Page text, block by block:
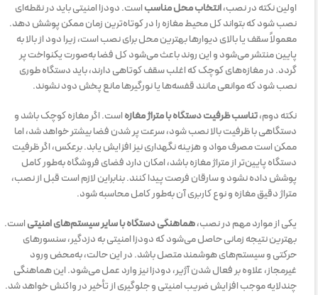
اولین نکته در نصب،انتخاب محل مناسباست. دودزا امنیتی باید در نقطه‌ای
نصب شود که بتواند کل محیط مغازه را در کوتاه‌ترین زمان ممکن پوشش دهد.
معمولاً سقف یا بالای دیوارها بهترین محل برای نصب است، زیرا دود از بالا به
پایین منتشر می‌شود و این روند باعث می‌شود کل فضا به‌صورت یکنواخت پر
گردد. در مغازه‌های کوچک که اغلب سقف کوتاهی دارند، باید دستگاه طوری
نصب شود که موانعی مانند قفسه‌ها یا نورگیرها مانع پخش دود نشوند.
نکته دوم،تناسب ظرفیت دستگاه با متراژ مغازهاست. اگر مغازه کوچک باشد و
دستگاهی با ظرفیت بالا نصب شود، سرعت پر شدن فضا بیشتر خواهد شد، اما
ممکن است مصرف مواد و هزینه نگهداری نیز افزایش یابد. برعکس، اگر ظرفیت
دستگاه پایین‌تر از متراژ مغازه باشد، امکان دارد فضای فروشگاه به‌طور کامل
پوشش داده نشود و سارقان فرصت پیدا کنند. بنابراین لازم است قبل از نصب،
متراژ دقیق مغازه و نوع کاربری آن به‌طور کامل محاسبه شود.
یکی از موارد مهم در نصب،هماهنگی دستگاه با سایر سیستم‌های امنیتیاست.
بهترین نتیجه زمانی حاصل می‌شود که دودزا امنیتی به دزدگیر، سنسورهای
حرکتی و سیستم‌های هوشمند متصل باشد. در این حالت، به‌محض ورود
غیرمجاز، علاوه بر فعال شدن آژیر، دودزا نیز وارد عمل می‌شود. این هماهنگی
چندلایه موجب افزایش ضریب امنیتی و جلوگیری از تأخیر در واکنش خواهد شد.